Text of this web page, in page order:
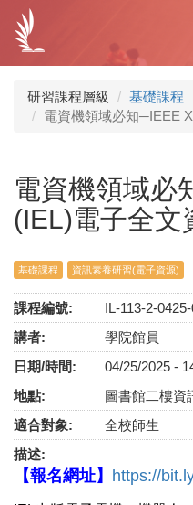
內
研習課程層級
基礎課程
電資機領域必知─IEEE
電資機領域必
(IEL)電子全文
基礎課程 資訊素養研習(電子資源)
課程編號:
IL-113-2-
講者:
學院館員
日期/時間:
04/25/2025 -
地點:
圖書館二樓資
適合對象:
全校師生
描述:
【報名網址】 https://